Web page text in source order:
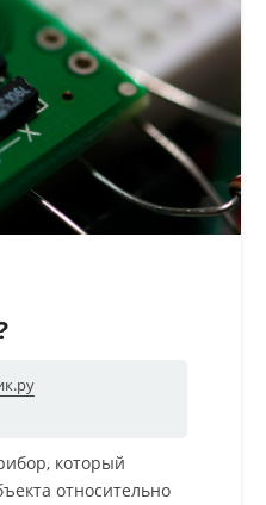
который
относительно